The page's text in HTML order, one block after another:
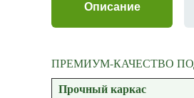
Описание
ПРЕМИУМ-КАЧЕСТВО
Прочный каркас